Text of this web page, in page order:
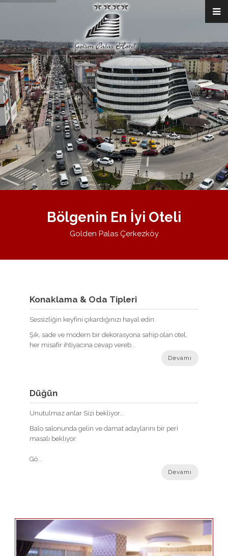
Bölgenin En İyi Oteli
Golden Palas Çerkezköy
Konaklama & Oda Tipleri
Sessizliğin keyfini çıkardığınızı hayal edin.
Şık, sade ve modern bir dekorasyona sahip olan otel,
her misafir ihtiyacına cevap vereb...
Devamı
Düğün
Unutulmaz anlar Sizi bekliyor...
Balo salonunda gelin ve damat adaylarını bir peri
masalı bekliyor.
Gö...
Devamı